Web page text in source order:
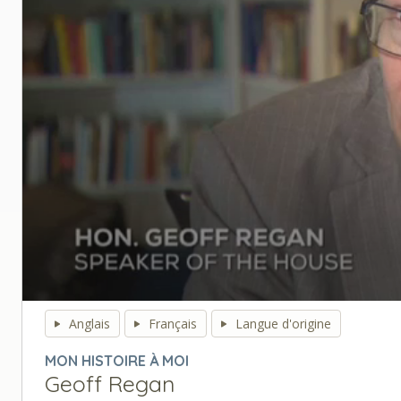
seconds
secondsVolume
90%
Anglais Français Langue d'origine
MON HISTOIRE À MOI
Geoff Regan